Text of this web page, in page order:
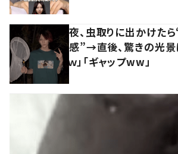
夜、虫取りに出かけた
感”→直後、驚きの光景
ｗ」「ギャップww」